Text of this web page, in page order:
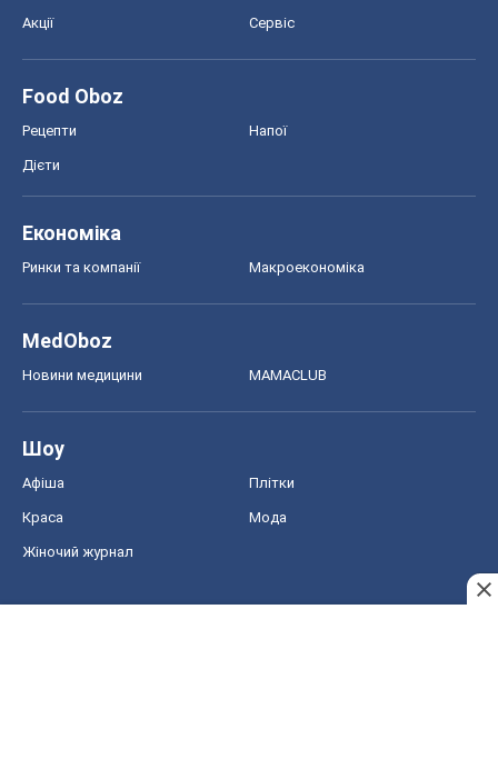
Акції Сервіс
Food Oboz
Рецепти Напої
Дієти
Економіка
Ринки та компанії Макроекономіка
MedOboz
Новини медицини MAMACLUB
Шоу
Афіша Плітки
Краса Мода
Жіночий журнал